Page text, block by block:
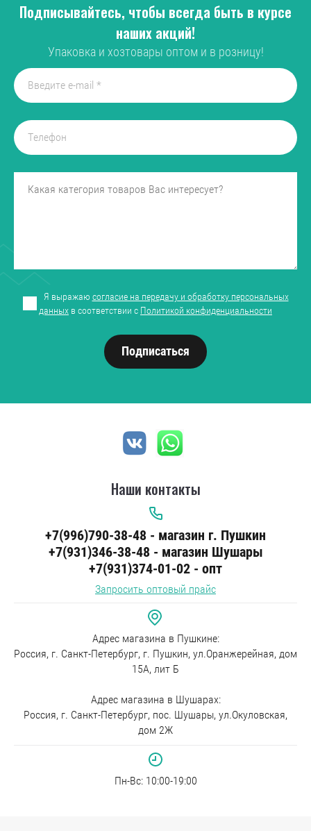
Подписывайтесь, чтобы всегда быть в курсе
наших акций!
Упаковка и хозтовары оптом и в розницу!
Я выражаюсогласие на передачу и обработку персональных
данных в соответствии с Политикой конфиденциальности
Подписаться
Наши контакты
+7(996)790-38-48 - магазин г. Пушкин
+7(931)346-38-48 - магазин Шушары
+7(931)374-01-02 - опт
Запросить оптовый прайс
Адрес магазина в Пушкине:
Россия, г. Санкт-Петербург, г. Пушкин, ул.Оранжерейная, дом
15А, лит Б
Адрес магазина в Шушарах:
Россия, г. Санкт-Петербург, пос. Шушары, ул.Окуловская,
дом 2Ж
Пн-Вc: 10:00-19:00